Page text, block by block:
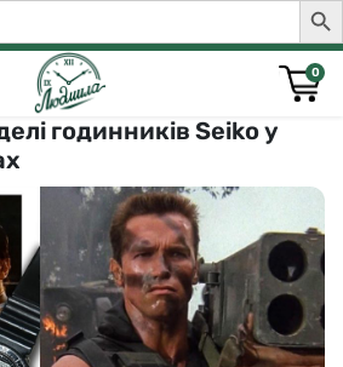
0
годинників Seiko у